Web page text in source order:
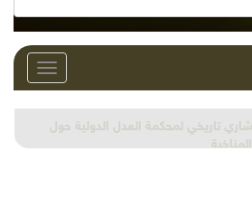
Toggle
وتنموية...بنية تحتية وحلويات قبيحة
وزيتون و"سيباط"